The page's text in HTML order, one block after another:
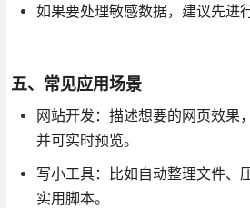
如果要处理敏感数据，建议先进
五、常见应用场景
网站开发：描述想要的网页效果
并可实时预览。
写小工具：比如自动整理文件、
实用脚本。